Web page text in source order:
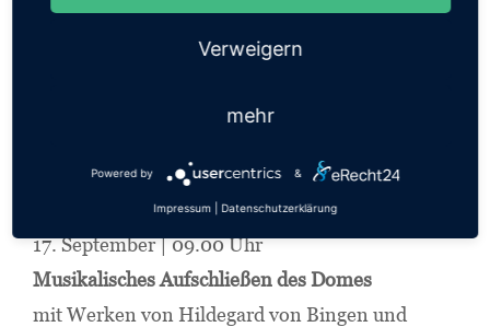
„Musik in der Hauptstadt des preußischen
Regierungsbezirkes Merseburg“
Leitung: Michael Schönheit
17. September | 09.00 Uhr
Musikalisches Aufschließen des Domes
mit Werken von Hildegard von Bingen und
Verweigern
mehr
Powered by &
Impressum Datenschutzerklärung